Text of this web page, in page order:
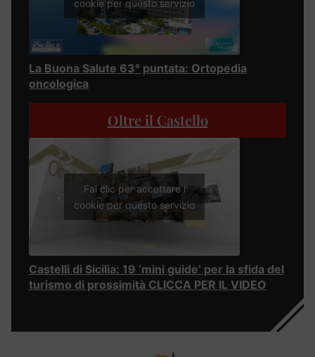
cookie per questo servizio
La Buona Salute 63° puntata: Ortopedia
oncologica
Oltre il Castello
Fai clic per accettare i
cookie per questo servizio
Castelli di Sicilia: 19 ‘mini guide’ per la sfida del
turismo di prossimità CLICCA PER IL VIDEO